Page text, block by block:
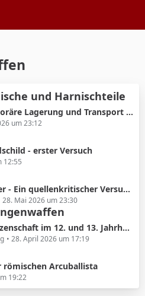
und Harnischteile
und Transport einer Kettenrüstung
um 23:12
- erster Versuch
12:55
Versuch zu Begriff, Funktion und historischer Einordnung
28. Mai 2026 um 23:30
im 12. und 13. Jahrhundert
28. April 2026 um 17:19
römischen Arcuballista
19:22